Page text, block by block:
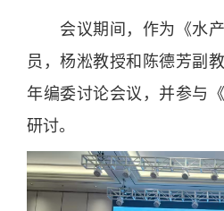
会议期间，作为《水
员，杨淞教授和陈德芳副
年编委讨论会议，并参与
研讨。